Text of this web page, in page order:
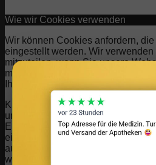
Wie wir Cookies verwenden
Wir können Cookies anfordern,
eingestellt werden. Wir
mitzuteilen, wenn Sie unsere
mit uns interagieren, Ihre
Ihre Beziehung zu unserer Website
Klicken Sie auf die verschiedenen
um mehr zu erfahren. Sie können
Einstellungen ändern. Beachten
einiger Arten von Cookies
auf unseren Websites und auf die
wir anbieten können.